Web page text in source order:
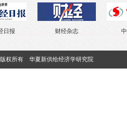
财经杂志 中国证券
版权所有 华夏新供给经济学研究院